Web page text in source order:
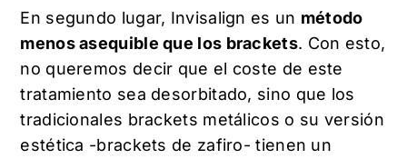
En segundo lugar, Invisalign es un método
menos asequible que los brackets. Con esto,
no queremos decir que el coste de este
tratamiento sea desorbitado, sino que los
tradicionales brackets metálicos o su versión
estética -brackets de zafiro- tienen un